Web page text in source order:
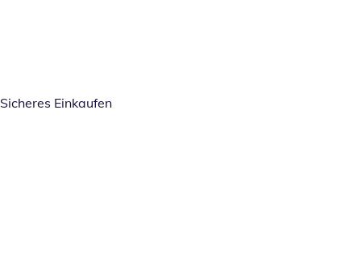
Sicheres Einkaufen